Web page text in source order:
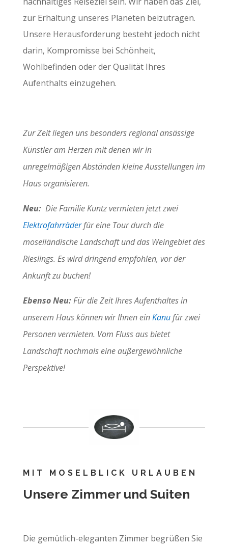
zur Erhaltung unseres Planeten beizutragen.
Unsere Herausforderung besteht jedoch nicht
darin, Kompromisse bei Schönheit,
Wohlbefinden oder der Qualität Ihres
Aufenthalts einzugehen.
Zur Zeit liegen uns besonders regional ansässige
Künstler am Herzen mit denen wir in
unregelmäßigen Abständen kleine Ausstellungen im
Haus organisieren.
Neu: Die Familie Kuntz vermieten jetzt zwei
Elektrofahrräderfür eine Tour durch die
moselländische Landschaft und das Weingebiet des
Rieslings. Es wird dringend empfohlen, vor der
Ankunft zu buchen!
Ebenso Neu:Für die Zeit Ihres Aufenthaltes in
unserem Haus können wir Ihnen einKanufür zwei
Personen vermieten. Vom Fluss aus bietet
Landschaft nochmals eine außergewöhnliche
Perspektive!
MIT MOSELBLICK URLAUBEN
Unsere Zimmer und Suiten
Die gemütlich-eleganten Zimmer begrüßen Sie